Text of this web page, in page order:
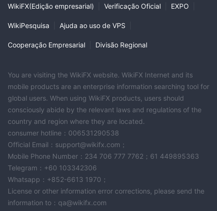
WikiFX(Edição empresarial) Verificação Oficial EXPO
WikiPesquisa Ajuda ao uso de VPS
Cooperação Empresarial Divisão Regional
You are visiting the WikiFX website. WikiFX Internet and its
mobile products are an enterprise information searching tool for
global users. When using WikiFX products, users should
consciously abide by the relevant laws and regulations of the
country and region where they are located.
consumer hotline：006531290538
Official Email：support@wikifx.com；
Mobile Phone Number：234 706 777 7762；61 449895363
Telegram：+60 103342306
Whatsapp：+852-6613 1970；
License or other information error corrections, please send the
information to：qa@wikifx.com